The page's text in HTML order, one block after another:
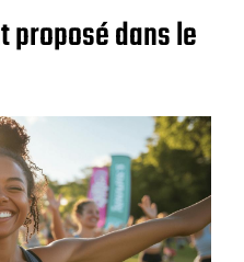
proposé dans le